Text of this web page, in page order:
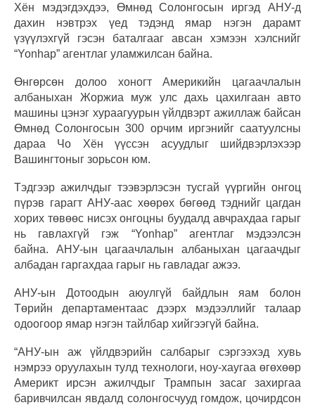
Хён мэдэгдэхдээ, Өмнөд Солонгосын иргэд АНУ-д
дахин нэвтрэх үед тэдэнд ямар нэгэн дарамт
үзүүлэхгүй гэсэн баталгааг авсан хэмээн хэлснийг
“Yonhap” агентлаг уламжилсан байна.
Өнгөрсөн долоо хоногт Америкийн цагаачлалын
албаныхан Жоржиа муж улс дахь цахилгаан авто
машины цэнэг хураагуурын үйлдвэрт ажиллаж байсан
Өмнөд Солонгосын 300 орчим иргэнийг саатуулсны
дараа Чо Хён үүссэн асуудлыг шийдвэрлэхээр
Вашингтоныг зорьсон юм.
Тэдгээр ажилчдыг тээвэрлэсэн тусгай үүргийн онгоц
пүрэв гарагт АНУ-аас хөөрөх бөгөөд тэднийг цагдан
хорих төвөөс нисэх онгоцны буудалд авчрахдаа гарыг
нь гавлахгүй гэж “Yonhap” агентлаг мэдээлсэн
байна. АНУ-ын цагаачлалын албаныхан цагаачдыг
албадан гаргахдаа гарыг нь гавладаг ажээ.
АНУ-ын Дотоодын аюулгүй байдлын яам болон
Төрийн департаментаас дээрх мэдээллийг талаар
одоогоор ямар нэгэн тайлбар хийгээгүй байна.
“АНУ-ын аж үйлдвэрийн салбарыг сэргээхэд хувь
нэмрээ оруулахын тулд технологи, ноу-хаугаа өгөхөөр
Америкт ирсэн ажилчдыг Трампын засаг захиргаа
баривчилсан явдалд солонгосчууд гомдож, цочирдсон